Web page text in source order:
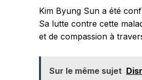
Kim Byung Sun a été
Sa lutte contre cette
et de compassion à
Sur le même sujet